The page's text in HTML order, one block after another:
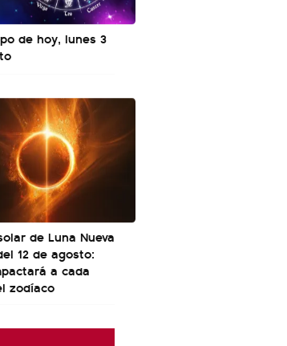
de hoy, lunes 3
de Luna Nueva
12 de agosto:
a cada
zodíaco